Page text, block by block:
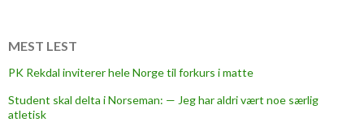
l
g
MEST LEST
PK Rekdal inviterer hele Norge til forkurs i matte
Student skal delta i Norseman: — Jeg har aldri vært noe særlig
atletisk